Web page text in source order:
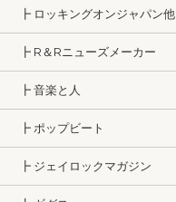
┣ ロッキングオンジャパン他
┣ R＆Rニューズメーカー
┣ 音楽と人
┣ ポップビート
┣ ジェイロックマガジン